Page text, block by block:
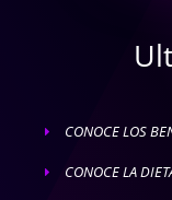
E CONOCE LOS
E CONOCE LA